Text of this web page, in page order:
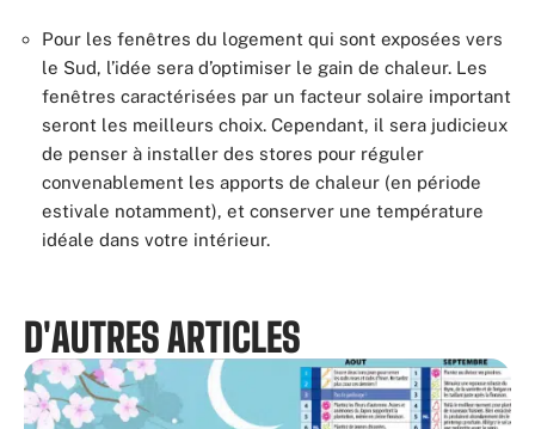
Pour les fenêtres du logement qui sont exposées vers
le Sud, l’idée sera d’optimiser le gain de chaleur. Les
fenêtres caractérisées par un facteur solaire important
seront les meilleurs choix. Cependant, il sera judicieux
de penser à installer des stores pour réguler
convenablement les apports de chaleur (en période
estivale notamment), et conserver une température
idéale dans votre intérieur.
D'AUTRES ARTICLES